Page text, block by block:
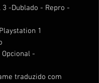
3 -Dublado - Repro -
1
-
traduzido com